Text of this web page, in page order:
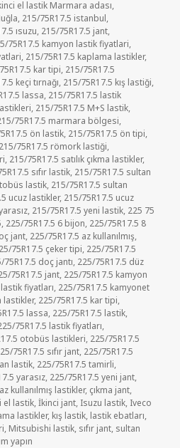
el lastik Marmara adası,
, 215/75R17.5 istanbul,
ısuzu, 215/75R17.5 jant,
75R17.5 kamyon lastik fiyatlari,
, 215/75R17.5 kaplama lastikler,
kar tipi, 215/75R17.5
keçi tırnağı, 215/75R17.5 kış lastiği,
lassa, 215/75R17.5 lastik
, 215/75R17.5 M+S lastik,
75R17.5 marmara bölgesi,
ön lastik, 215/75R17.5 ön tipi,
215/75R17.5 römork lastiği,
, 215/75R17.5 satılık çıkma lastikler,
sıfır lastik, 215/75R17.5 sultan
lastik, 215/75R17.5 sultan
ucuz lastikler, 215/75R17.5 ucuz
, 215/75R17.5 yeni lastik, 225 75
, 225/75R17.5 6 bijon, 225/75R17.5 8
jant, 225/75R17.5 az kullanılmış,
75R17.5 çeker tipi, 225/75R17.5
75R17.5 doç jantı, 225/75R17.5 düz
75R17.5 jant, 225/75R17.5 kamyon
fiyatları, 225/75R17.5 kamyonet
lastikler, 225/75R17.5 kar tipi,
lassa, 225/75R17.5 lastik,
75R17.5 lastik fiyatları,
otobüs lastikleri, 225/75R17.5
75R17.5 sıfır jant, 225/75R17.5
lastik, 225/75R17.5 tamirli,
yarasız, 225/75R17.5 yeni jant,
Etiketler
az kullanılmış lastikler, çıkma jant,
el lastik,İkinci jant, Isuzu lastik, Iveco
lastikler, kış lastik, lastik ebatları,
, Mitsubishi lastik, sıfır jant, sultan
VE 225/75R17.5 DİŞLİ LASTİKLER için
yapın